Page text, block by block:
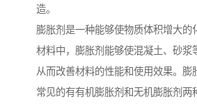
造。
膨胀剂是一种能够使物质体积增大的
材料中，膨胀剂能够使混凝土、砂浆
从而改善材料的性能和使用效果。膨
常见的有有机膨胀剂和无机膨胀剂两